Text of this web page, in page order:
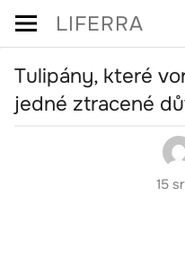
Skip
LIFERRA
Tulipány, které
jedné ztracené
15